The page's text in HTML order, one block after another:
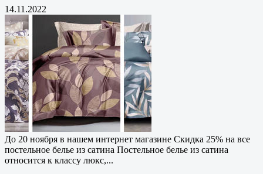
14.11.2022
До 20 ноября в нашем интернет магазине Cкидка 25% на все
постельное белье из сатина Постельное белье из сатина
относится к классу люкс,...